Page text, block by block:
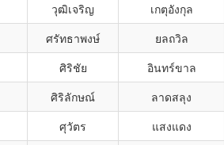
วุฒิเจริญ เกตุอังกุล
ศรัทธาพงษ์ ยลถวิล
ศิริชัย อินทร์ขาล
ศิริลักษณ์ ลาดสลุง
ศุวัตร แสงแดง